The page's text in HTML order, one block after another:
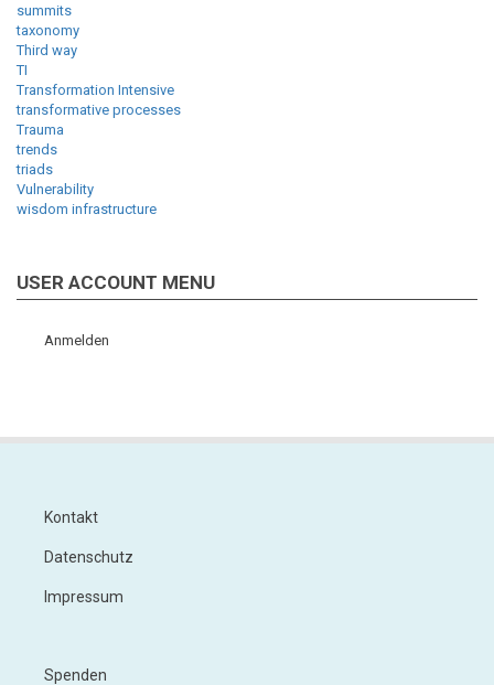
summits
taxonomy
Third way
TI
Transformation Intensive
transformative processes
Trauma
trends
triads
Vulnerability
wisdom infrastructure
USER ACCOUNT MENU
Anmelden
Kontakt
Datenschutz
Impressum
Spenden